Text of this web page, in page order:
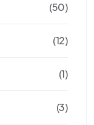
(50)
(12)
(1)
(3)